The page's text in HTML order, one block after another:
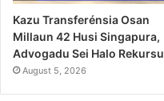
Kazu Transferénsia Osan
Millaun 42 Husi Singapura,
Advogadu Sei Halo Rekursu
August 5, 2026